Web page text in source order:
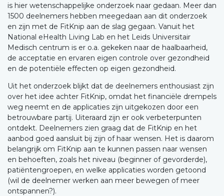
is hier wetenschappelijke onderzoek naar gedaan. Meer dan
1500 deelnemers hebben meegedaan aan dit onderzoek
en zijn met de FitKnip aan de slag gegaan. Vanuit het
National eHealth Living Lab en het Leids Universitair
Medisch centrum is er o.a. gekeken naar de haalbaarheid,
de acceptatie en ervaren eigen controle over gezondheid
en de potentiële effecten op eigen gezondheid.
Uit het onderzoek blijkt dat de deelnemers enthousiast zijn
over het idee achter FitKnip, omdat het financiële drempels
weg neemt en de applicaties zijn uitgekozen door een
betrouwbare partij. Uiteraard zijn er ook verbeterpunten
ontdekt. Deelnemers zien graag dat de FitKnip en het
aanbod goed aansluit bij zijn of haar wensen. Het is daarom
belangrijk om FitKnip aan te kunnen passen naar wensen
en behoeften, zoals het niveau (beginner of gevorderde),
patiëntengroepen, en welke applicaties worden getoond
(wil de deelnemer werken aan meer bewegen of meer
ontspannen?).